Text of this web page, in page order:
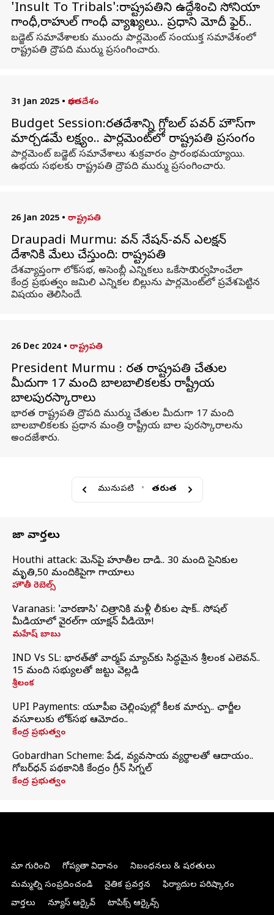
'Insult To Tribals':రాష్ట్రపతిని ఉద్దేశించి సోనియా
గాంధీ,రాహుల్ గాంధీ వ్యాఖ్యలు.. ప్రధాని మోదీ ఫైర్..
బడ్జెట్ సమావేశాలకు ముందు పార్లమెంట్ సంయుక్త సమావేశంలో
రాష్ట్రపతి ద్రౌపది ముర్ము ప్రసంగించారు.
31 Jan 2025 • భారతదేశం
Budget Session:భారతదేశాన్ని గ్లోబల్ పవర్ హౌస్‌గా
మార్చడమే లక్ష్యం.. పార్లమెంట్‌లో రాష్ట్రపతి ప్రసంగం
పార్లమెంట్‌ బడ్జెట్‌ సమావేశాలు శుక్రవారం ప్రారంభమయ్యాయి.
ఉభయ సభలకు రాష్ట్రపతి ద్రౌపది ముర్ము ప్రసంగించారు.
26 Jan 2025 • రాష్ట్రపతి
Draupadi Murmu: వన్ నేషన్-వన్ ఎలక్షన్‌
దేశానికి మేలు చేస్తుంది: రాష్ట్రపతి
దేశవ్యాప్తంగా లోక్‌సభ, అసెంబ్లీ ఎన్నికలు ఒకేసారి నిర్వహించేలా
కేంద్ర ప్రభుత్వం జమిలి ఎన్నికల బిల్లును పార్లమెంట్‌లో ప్రవేశపెట్టిన
విషయం తెలిసిందే.
26 Dec 2024 • రాష్ట్రపతి
President Murmu : భారత రాష్ట్రపతి చేతుల
మీదుగా 17 మంది బాలబాలికలకు రాష్ట్రీయ
బాలపురస్కారాలు
భారత రాష్ట్రపతి ద్రౌపది ముర్ము చేతుల మీదుగా 17 మంది
బాలబాలికలకు ప్రధాన మంత్రి రాష్ట్రీయ బాల పురస్కారాలను
అందజేశారు.
మునుపటి • తరువాత
తాజా వార్తలు
Houthi attack: యెమెన్‌పై హూతీల దాడి.. 30 మంది సైనికుల
మృతి,50 మందికిపైగా గాయాలు
హౌతీ రెబెల్స్
Varanasi: 'వారణాసి' చిత్రానికి మళ్లీ లీకుల షాక్.. సోషల్
మీడియాలో వైరల్‌గా యాక్షన్ వీడియో!
మహేష్ బాబు
IND Vs SL: భారత్‌తో వార్మప్‌ మ్యాచ్‌కు సిద్ధమైన శ్రీలంక ఎలెవన్..
15 మంది సభ్యులతో జట్టు వెల్లడి
శ్రీలంక
UPI Payments: యూపీఐ చెల్లింపుల్లో కీలక మార్పు.. ఛార్జీల
వసూలుకు లోక్‌సభ ఆమోదం..
కేంద్ర ప్రభుత్వం
Gobardhan Scheme: పేడ, వ్యవసాయ వ్యర్థాలతో ఆదాయం..
గోబర్‌ధన్ పథకానికి కేంద్రం గ్రీన్ సిగ్నల్
కేంద్ర ప్రభుత్వం
మా గురించి గోప్యతా విధానం
నిబంధనలు & షరతులు
మమ్మల్ని సంప్రదించండి
నైతిక ప్రవర్తన
ఫిర్యాదుల పరిష్కారం
వార్తలు
న్యూస్ ఆర్కైవ్ టాపిక్స్ ఆర్కైవ్స్